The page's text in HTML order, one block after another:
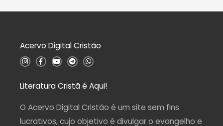
Acervo Digital Cristão
I
n
a
g
a
m
F
a
b
o
k
-
f
Y
o
u
b
T
e
g
r
m
W
h
s
a
p
Literatura Cristã é Aqui!
O Acervo Digital Cristão é um site sem fins
lucrativos, cujo objetivo é divulgar o evangelho e